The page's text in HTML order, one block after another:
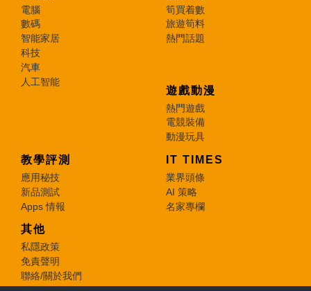
電腦
數碼
智能家居
科技
汽車
人工智能
筍買着數
旅遊筍料
熱門話題
遊戲動漫
熱門遊戲
電競裝備
動漫玩具
教學評測
應用秘技
新品測試
Apps 情報
IT TIMES
業界頭條
AI 策略
名家專欄
其他
私隱政策
免責聲明
聯絡/關於我們